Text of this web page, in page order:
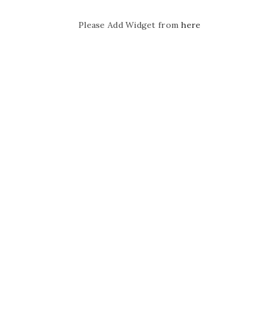
Please Add Widget fromhere